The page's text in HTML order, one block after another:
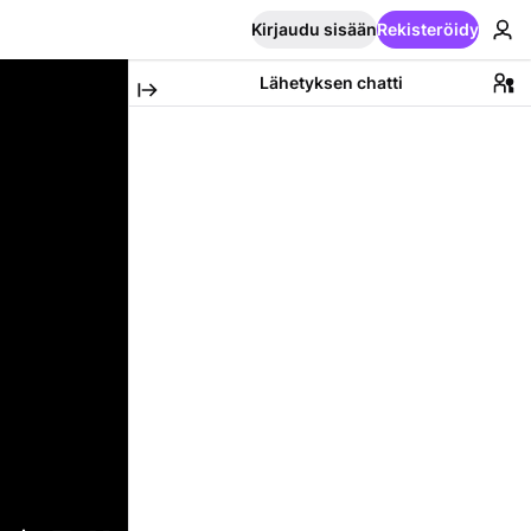
Kirjaudu sisäänRekisteröidy
Lähetyksen chatti